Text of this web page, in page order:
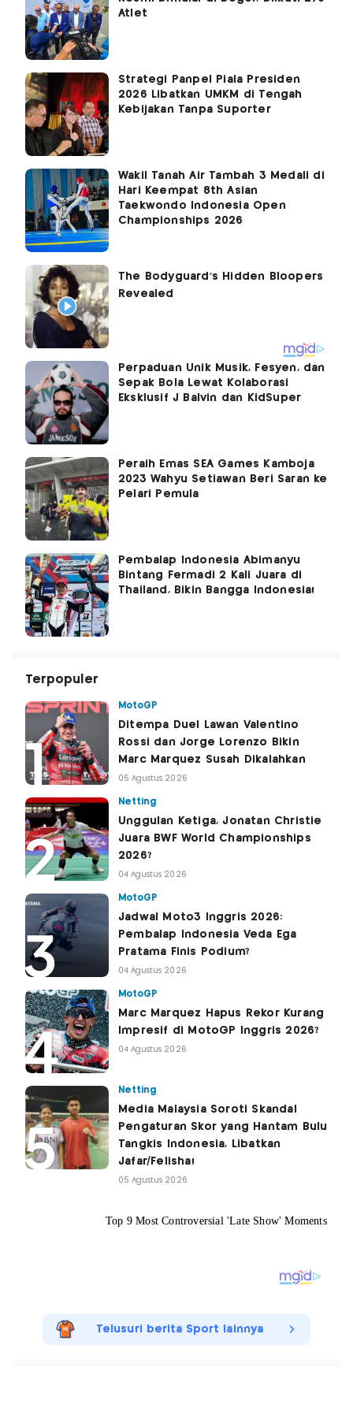
Atlet
Strategi Panpel Piala Presiden
2026 Libatkan UMKM di Tengah
Kebijakan Tanpa Suporter
Wakil Tanah Air Tambah 3 Medali di
Hari Keempat 8th Asian
Taekwondo Indonesia Open
Championships 2026
Perpaduan Unik Musik, Fesyen, dan
Sepak Bola Lewat Kolaborasi
Eksklusif J Balvin dan KidSuper
Peraih Emas SEA Games Kamboja
2023 Wahyu Setiawan Beri Saran ke
Pelari Pemula
Pembalap Indonesia Abimanyu
Bintang Fermadi 2 Kali Juara di
Thailand, Bikin Bangga Indonesia!
Terpopuler
MotoGP
Ditempa Duel Lawan Valentino
Rossi dan Jorge Lorenzo Bikin
Marc Marquez Susah Dikalahkan
05 Agustus 2026
Netting
Unggulan Ketiga, Jonatan Christie
Juara BWF World Championships
2026?
04 Agustus 2026
MotoGP
Jadwal Moto3 Inggris 2026:
Pembalap Indonesia Veda Ega
Pratama Finis Podium?
04 Agustus 2026
MotoGP
Marc Marquez Hapus Rekor Kurang
Impresif di MotoGP Inggris 2026?
04 Agustus 2026
Netting
Media Malaysia Soroti Skandal
Pengaturan Skor yang Hantam Bulu
Tangkis Indonesia, Libatkan
Jafar/Felisha!
05 Agustus 2026
Telusuri berita Sport lainnya